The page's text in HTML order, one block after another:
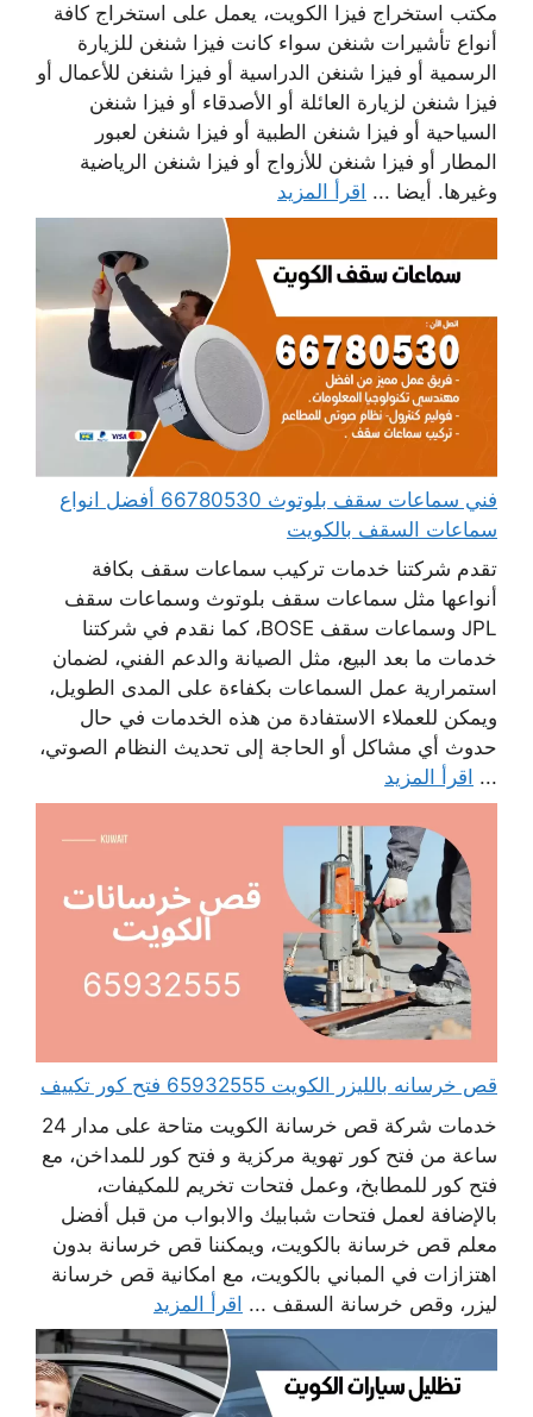
مكتب استخراج فيزا الكويت، يعمل على استخراج كافة
أنواع تأشيرات شنغن سواء كانت فيزا شنغن للزيارة
الرسمية أو فيزا شنغن الدراسية أو فيزا شنغن للأعمال أو
فيزا شنغن لزيارة العائلة أو الأصدقاء أو فيزا شنغن
السياحية أو فيزا شنغن الطبية أو فيزا شنغن لعبور
المطار أو فيزا شنغن للأزواج أو فيزا شنغن الرياضية
وغيرها. أيضا ... اقرأ المزيد
فني سماعات سقف بلوتوث 66780530 أفضل انواع
سماعات السقف بالكويت
تقدم شركتنا خدمات تركيب سماعات سقف بكافة
أنواعها مثل سماعات سقف بلوتوث وسماعات سقف
JPL وسماعات سقف BOSE، كما نقدم في شركتنا
خدمات ما بعد البيع، مثل الصيانة والدعم الفني، لضمان
استمرارية عمل السماعات بكفاءة على المدى الطويل،
ويمكن للعملاء الاستفادة من هذه الخدمات في حال
حدوث أي مشاكل أو الحاجة إلى تحديث النظام الصوتي،
... اقرأ المزيد
قص خرسانه بالليزر الكويت 65932555 فتح كور تكييف
خدمات شركة قص خرسانة الكويت متاحة على مدار 24
ساعة من فتح كور تهوية مركزية و فتح كور للمداخن، مع
فتح كور للمطابخ، وعمل فتحات تخريم للمكيفات،
بالإضافة لعمل فتحات شبابيك والابواب من قبل أفضل
معلم قص خرسانة بالكويت، ويمكننا قص خرسانة بدون
اهتزازات في المباني بالكويت، مع امكانية قص خرسانة
ليزر، وقص خرسانة السقف ... اقرأ المزيد